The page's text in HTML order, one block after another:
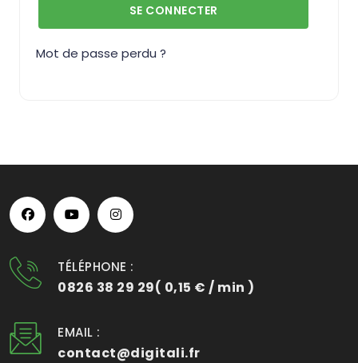
SE CONNECTER
Mot de passe perdu ?
TÉLÉPHONE :
0826 38 29 29( 0,15 € / min )
EMAIL :
contact@digitali.fr